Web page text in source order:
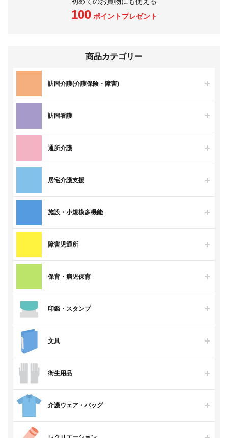
100ポイントプレゼント
商品カテゴリー
訪問介護(介護保険・障害)
訪問看護
通所介護
居宅介護支援
施設・小規模多機能
障害児通所
保育・病児保育
印鑑・スタンプ
文具
衛生用品
介護ウェア・バッグ